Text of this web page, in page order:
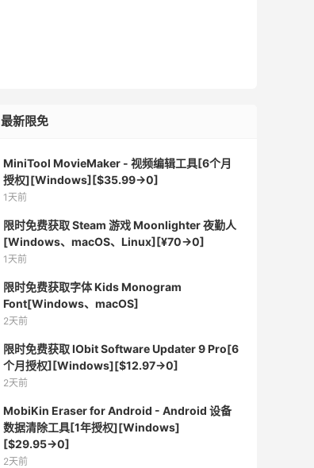
最新限免
MiniTool MovieMaker - 视频编辑工具[6个月
授权][Windows][$35.99→0]
1天前
限时免费获取 Steam 游戏 Moonlighter 夜勤人
[Windows、macOS、Linux][¥70→0]
1天前
限时免费获取字体 Kids Monogram
Font[Windows、macOS]
2天前
限时免费获取 IObit Software Updater 9 Pro[6
个月授权][Windows][$12.97→0]
2天前
MobiKin Eraser for Android - Android 设备
数据清除工具[1年授权][Windows]
[$29.95→0]
2天前